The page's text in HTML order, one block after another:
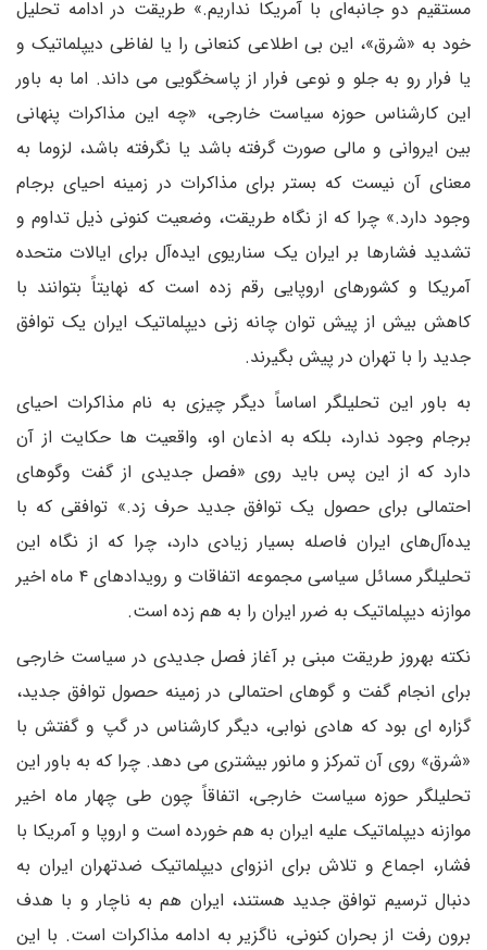
مستقیم دو جانبه‌ای با آمریکا نداریم.» طریقت در ادامه تحلیل
خود به «شرق»، این بی اطلاعی کنعانی را یا لفاظی دیپلماتیک و
یا فرار رو به جلو و نوعی فرار از پاسخگویی می داند. اما به باور
این کارشناس حوزه سیاست خارجی، «چه این مذاکرات پنهانی
بین ایروانی و مالی صورت گرفته باشد یا نگرفته باشد، لزوما به
معنای آن نیست که بستر برای مذاکرات در زمینه احیای برجام
وجود دارد.» چرا که از نگاه طریقت، وضعیت کنونی ذیل تداوم و
تشدید فشارها بر ایران یک سناریوی ایده‌آل برای ایالات متحده
آمریکا و کشورهای اروپایی رقم زده است که نهایتاً بتوانند با
کاهش بیش از پیش توان چانه زنی دیپلماتیک ایران یک توافق
جدید را با تهران در پیش بگیرند.
به باور این تحلیلگر اساساً دیگر چیزی به نام مذاکرات احیای
برجام وجود ندارد، بلکه به اذعان او، واقعیت ها حکایت از آن
دارد که از این پس باید روی «فصل جدیدی از گفت وگوهای
احتمالی برای حصول یک توافق جدید حرف زد.» توافقی که با
یده‌آل‌های ایران فاصله بسیار زیادی دارد، چرا که از نگاه این
تحلیلگر مسائل سیاسی مجموعه اتفاقات و رویدادهای ۴ ماه اخیر
موازنه دیپلماتیک به ضرر ایران را به هم زده است.
نکته بهروز طریقت مبنی بر آغاز فصل جدیدی در سیاست خارجی
برای انجام گفت و گوهای احتمالی در زمینه حصول توافق جدید،
گزاره ای بود که هادی نوابی، دیگر کارشناس در گپ و گفتش با
«شرق» روی آن تمرکز و مانور بیشتری می دهد. چرا که به باور این
تحلیلگر حوزه سیاست خارجی، اتفاقاً چون طی چهار ماه اخیر
موازنه دیپلماتیک علیه ایران به هم خورده است و اروپا و آمریکا با
فشار، اجماع و تلاش برای انزوای دیپلماتیک ضدتهران ایران به
دنبال ترسیم توافق جدید هستند، ایران هم به ناچار و با هدف
برون رفت از بحران کنونی، ناگزیر به ادامه مذاکرات است. با این